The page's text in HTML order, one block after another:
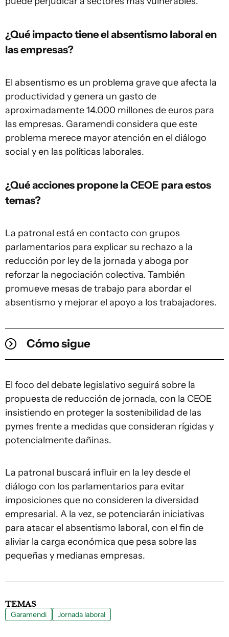
¿Qué impacto tiene el absentismo laboral en
las empresas?
El absentismo es un problema grave que afecta la
productividad y genera un gasto de
aproximadamente 14.000 millones de euros para
las empresas. Garamendi considera que este
problema merece mayor atención en el diálogo
social y en las políticas laborales.
¿Qué acciones propone la CEOE para estos
temas?
La patronal está en contacto con grupos
parlamentarios para explicar su rechazo a la
reducción por ley de la jornada y aboga por
reforzar la negociación colectiva. También
promueve mesas de trabajo para abordar el
absentismo y mejorar el apoyo a los trabajadores.
Cómo sigue
El foco del debate legislativo seguirá sobre la
propuesta de reducción de jornada, con la CEOE
insistiendo en proteger la sostenibilidad de las
pymes frente a medidas que consideran rígidas y
potencialmente dañinas.
La patronal buscará influir en la ley desde el
diálogo con los parlamentarios para evitar
imposiciones que no consideren la diversidad
empresarial. A la vez, se potenciarán iniciativas
para atacar el absentismo laboral, con el fin de
aliviar la carga económica que pesa sobre las
pequeñas y medianas empresas.
TEMAS
Garamendi Jornada laboral